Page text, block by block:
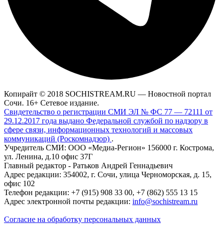
Копирайт © 2018 SOCHISTREAM.RU — Новостной портал
Сочи. 16+ Сетевое издание.
Свидетельство о регистрации СМИ ЭЛ № ФС 77 — 72111 от
29.12.2017 года выдано Федеральной службой по надзору в
сфере связи, информационных технологий и массовых
коммуникаций (Роскомнадзор) .
Учредитель СМИ: ООО «Медиа-Регион» 156000 г. Кострома,
ул. Ленина, д.10 офис 37Г
Главный редактор - Ратьков Андрей Геннадьевич
Адрес редакции: 354002, г. Сочи, улица Черноморская, д. 15,
офис 102
Телефон редакции: +7 (915) 908 33 00, +7 (862) 555 13 15
Адрес электронной почты редакции: info@sochistream.ru
Согласие на обработку персональных данных